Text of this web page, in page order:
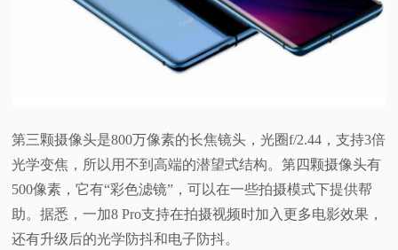
第三颗摄像头是800万像素的长焦镜头，光圈f/2.44，支持3倍
光学变焦，所以用不到高端的潜望式结构。第四颗摄像头有
500像素，它有“彩色滤镜”，可以在一些拍摄模式下提供帮
助。据悉，一加8 Pro支持在拍摄视频时加入更多电影效果，
还有升级后的光学防抖和电子防抖。